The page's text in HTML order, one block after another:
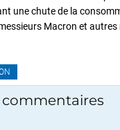
une chute de la
Macron et autres
commentaires